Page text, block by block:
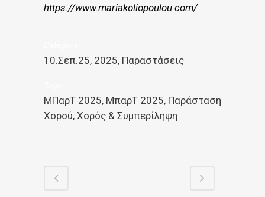
https://www.mariakoliopoulou.com/
10.Σεπ.25, 2025, Παραστάσεις
ΜΠαρΤ 2025, ΜπαρΤ 2025, Παράσταση
Χορού, Χορός & Συμπερίληψη